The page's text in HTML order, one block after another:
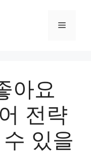
Menu
아요
전략
있을